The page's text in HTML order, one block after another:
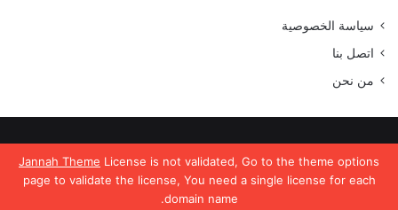
Jannah Theme License is not validated, Go to the theme options
page to validate the license, You need a single license for each
domain name.
سياسة الخصوصية
اتصل بنا
من نحن